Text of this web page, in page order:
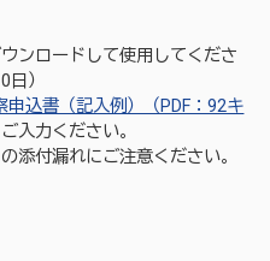
ンロードして使用してくださ
）
申込書（記入例）（PDF：92キ
入力ください。
添付漏れにご注意ください。